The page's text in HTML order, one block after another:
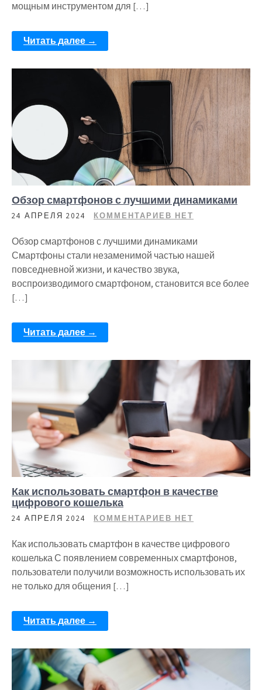
мощным инструментом для […]
Читать далее →
Обзор смартфонов с лучшими динамиками
24 АПРЕЛЯ 2024 КОММЕНТАРИЕВ НЕТ
Обзор смартфонов с лучшими динамиками
Смартфоны стали незаменимой частью нашей
повседневной жизни, и качество звука,
воспроизводимого смартфоном, становится все более
[…]
Читать далее →
Как использовать смартфон в качестве
цифрового кошелька
24 АПРЕЛЯ 2024 КОММЕНТАРИЕВ НЕТ
Как использовать смартфон в качестве цифрового
кошелька С появлением современных смартфонов,
пользователи получили возможность использовать их
не только для общения […]
Читать далее →